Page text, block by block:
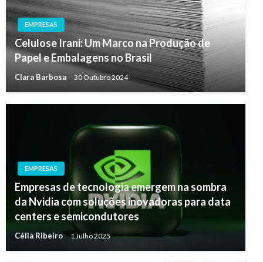
EMPRESAS
Celulose Irani: Um Marco na Produção de
Papel e Embalagens no Brasil
Clara Barbosa 30 Outubro 2024
EMPRESAS
Empresas de tecnologia emergem na sombra
da Nvidia com soluções inovadoras para data
centers e semicondutores
Célia Ribeiro 1 Julho 2025